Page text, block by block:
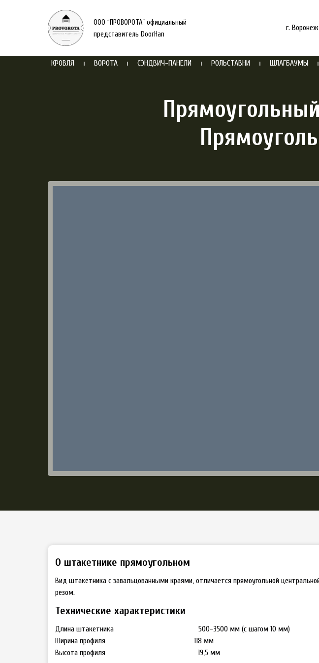
г.
ООО “ПРОВОРОТА” официальный
представитель DoorHan
КРОВЛЯ ВОРОТА СЭНДВИЧ-ПАНЕЛИ РОЛЬСТАВНИ ШЛАГБАУМЫ
О штакетнике прямоугольном
Вид штакетника с завальцованными краями, отличается прямоугольной
резом.
Технические характеристики
Длина штакетника 500-3500 мм (с шагом 10 мм)
Ширина профиля 118 мм
Высота профиля 19,5 мм